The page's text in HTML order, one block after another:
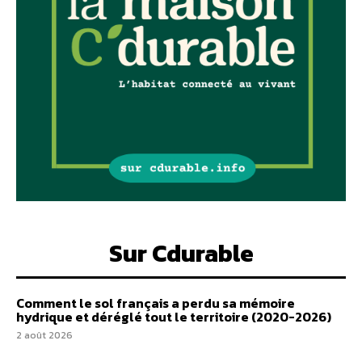
Sur Cdurable
Comment le sol français a perdu sa mémoire
hydrique et déréglé tout le territoire (2020-2026)
2 août 2026